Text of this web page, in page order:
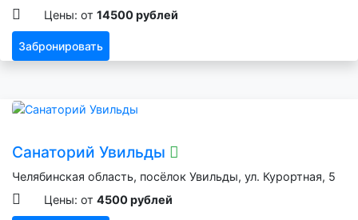
Цены: от 14500 рублей
Забронировать
Санаторий Увильды
Челябинская область, посёлок Увильды, ул. Курортная, 5
Цены: от 4500 рублей